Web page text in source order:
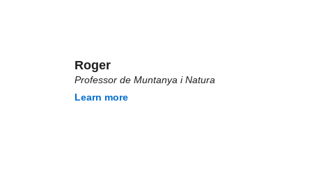
Roger
Professor de Muntanya i Natura
Learn more